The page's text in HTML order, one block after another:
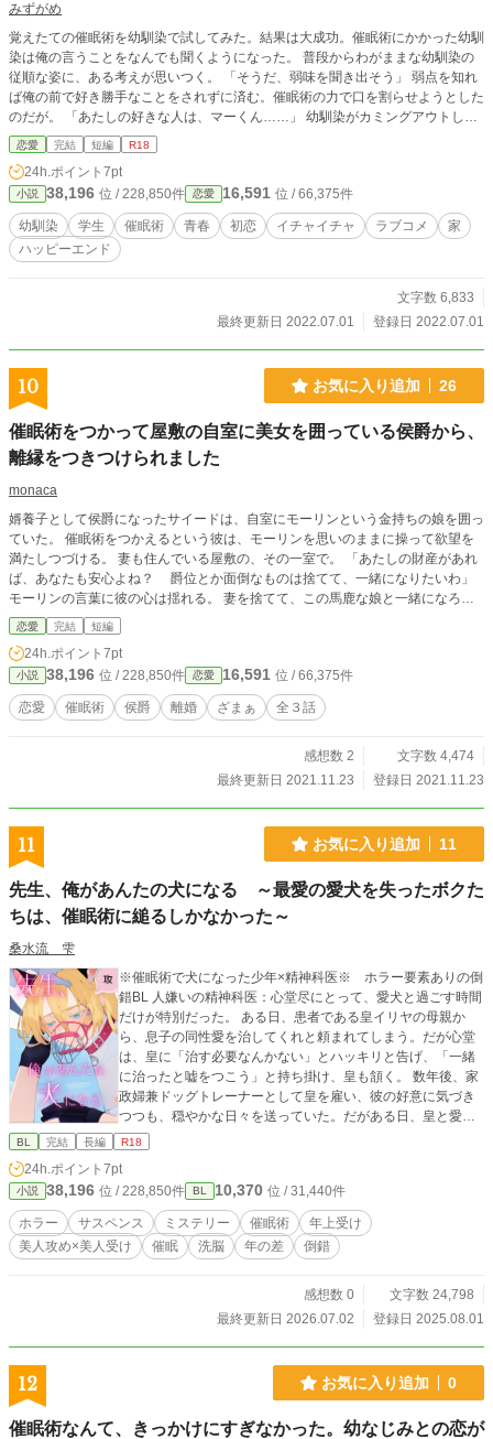
みずがめ
覚えたての催眠術を幼馴染で試してみた。結果は大成功。催眠術にかかった幼馴
染は俺の言うことをなんでも聞くようになった。 普段からわがままな幼馴染の
従順な姿に、ある考えが思いつく。 「そうだ、弱味を聞き出そう」 弱点を知れ
ば俺の前で好き勝手なことをされずに済む。催眠術の力で口を割らせようとした
のだが。 「あたしの好きな人は、マーくん……」 幼馴染がカミングアウトした
のは俺の名前だった。 よく見れば美少女となっていた幼馴染からの告白。彼女
を女として見た時、俺は欲望を抑えることなんかできなかった。
恋愛 完結 短編 R18
24h.ポイント 7pt
小説 38,196 位 / 228,850件 恋愛 16,591 位 / 66,375件
幼馴染 学生 催眠術 青春 初恋 イチャイチャ ラブコメ
家
ハッピーエンド
文字数 6,833
最終更新日 2022.07.01
登録日 2022.07.01
10 お気に入り追加 26
催眠術をつかって屋敷の自室に美女を囲っている侯爵から、
離縁をつきつけられました
monaca
婿養子として侯爵になったサイードは、自室にモーリンという金持ちの娘を囲っ
ていた。 催眠術をつかえるという彼は、モーリンを思いのままに操って欲望を
満たしつづける。 妻も住んでいる屋敷の、その一室で。 「あたしの財産があれ
ば、あなたも安心よね？ 爵位とか面倒なものは捨てて、一緒になりたいわ」
モーリンの言葉に彼の心は揺れる。 妻を捨てて、この馬鹿な娘と一緒になろ
う。 そう決意したサイードは、妻ジャクリーヌの待つ居間へと向かった。
恋愛 完結 短編
24h.ポイント 7pt
小説 38,196 位 / 228,850件 恋愛 16,591 位 / 66,375件
恋愛 催眠術 侯爵 離婚 ざまぁ 全３話
感想数 2
文字数 4,474
最終更新日 2021.11.23
登録日 2021.11.23
11 お気に入り追加 11
先生、俺があんたの犬になる ～最愛の愛犬を失ったボクた
ちは、催眠術に縋るしかなかった～
桑水流 雫
※催眠術で犬になった少年×精神科医※ ホラー要素ありの倒
錯BL 人嫌いの精神科医：心堂尽にとって、愛犬と過ごす時間
だけが特別だった。 ある日、患者である皇イリヤの母親か
ら、息子の同性愛を治してくれと頼まれてしまう。だが心堂
は、皇に「治す必要なんかない」とハッキリと告げ、「一緒
に治ったと嘘をつこう」と持ち掛け、皇も頷く。 数年後、家
政婦兼ドッグトレーナーとして皇を雇い、彼の好意に気づき
つつも、穏やかな日々を送っていた。だがある日、皇と愛犬
の乗った車が事故に巻き込まれ、皇は助かったが、愛犬を失
愛犬を失うことで、崩れ始める。 距離を取ろうとする心堂だ
ったが皇に「俺があんたの犬になるっ」と涙ながらに懇願さ
れ、倫理的に問題だと分かっていながら、愛犬を失った喪失
感に耐え切れず、心堂は彼に催眠術をかけてしまう。 そうし
て自分を犬だと思い込んでいる男と生活が始まるが──！？
BL 完結 長編 R18
24h.ポイント 7pt
小説 38,196 位 / 228,850件 BL 10,370 位 / 31,440件
ホラー サスペンス ミステリー 催眠術
年上受け
美人攻め×美人受け
催眠 洗脳 年の差 倒錯
感想数 0
文字数 24,798
最終更新日 2026.07.02
登録日 2025.08.01
12 お気に入り追加 0
催眠術なんて、きっかけにすぎなかった。幼なじみとの恋が